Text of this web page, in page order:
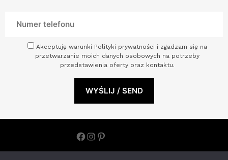
Akceptuję warunki Polityki prywatności i zgadzam się na
przetwarzanie moich danych osobowych na potrzeby
przedstawienia oferty oraz kontaktu.
Facebook Instagram Pinterest